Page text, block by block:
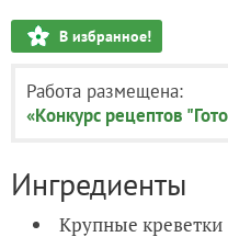
В избранное!
Работа размещена:
«Конкурс рецептов
Ингредиенты
Крупные креветки